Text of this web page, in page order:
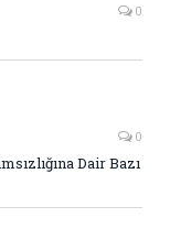
0
0
Dair Bazı